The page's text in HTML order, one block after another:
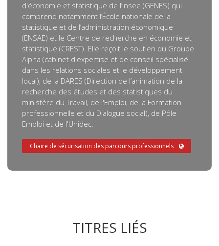
d'économie et statistique de l’Insee (GENES) qui
comprend notamment l’École nationale de la
statistique et de l’administration économique
(ENSAE) et le Centre de recherche en économie et
statistique (CREST). Elle reçoit le soutien du Groupe
Alpha (cabinet d'expertise et de conseil spécialisé
dans les relations sociales et le développement
local), de la DARES (Direction de l’animation de la
recherche des études et des statistiques du
ministère du Travail, de l'Emploi, de la Formation
professionnelle et du Dialogue social), de Pôle
Emploi et de l'Unidec.
Chaire de sécurisation des parcours professionnels
TITRES LIÉS